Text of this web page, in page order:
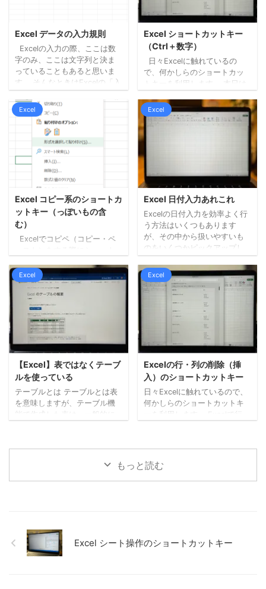
Excel データの入力規則
Excelの入力の際、ここは数
字のみ、ここは文字列と決ま
っていることもあると思いま
す。 そんなときはExcelの「入
Excelの入力規則とは、一定の
セルについてあらかじめ指定
した数値・文字等を入力でき
るようにする機能です。 入力
規則には、いくつかの種類が
ありますが、まずは日本語入
力のオン・オフを試してみて
いただければと思います。
Excelのデータでこの列は英数
字、この列は文字列と決まっ
ているケースも多いと思いま
す。 あらかじめルールを設定
することで、 ...
Excel ショートカットキー
（Ctrl＋数字）
日々Excelに触れているの
で、何かしらのショートカッ
トキーを利用します。 本日は
せるショートカットキーの中
から3つご紹介します。 ちなみ
によく使うのは「1」です。
Ctrl + 1 セルの書式設定
組み合わせるショートカット
キーは、0～9すべてありま
す。 Ctrlと数字1つなので、
普段ショートカットキーは使
っていな ...
Excel
Excel コピー系のショートカ
ットキー（っぽいもの含
む）
Excelでコピペ（コピー・ペ
→「Ctrl+V」はよく使うと思い
ます。 基本はこれですが、シ
ーンによっては別のやり方の
ほうが効率が良いこともあり
ます。 例えば、真上のセルを
コピーする場合 Ctrl + D 真左
のセルをコピーする場合 Ctrl +
R それぞれ、すぐ下・右に1
つだけでなく、まとめてコピ
ーすることもできます。 コピ
してから、Ctrl + R / Ctrl +
...
Excel
Excel 日付入力あれこれ
Excelの日付入力を効率よく行
う方法はいくつもあります
が、その中から扱いやすいも
のをいくつかピックアップし
データとして扱う場合、「6月
25日」と数字と漢字で入力す
ると非効率だと思います。
「6/25」とスラッシュを使っ
て入力されるかたも多いと思
いますが、「6-25」のように
ハイフンでも入力可能です。
キーボードで入力するときハ
イフンのほうが入力しやすい
ので、私はこちらを使うよう
にしています。 ちなみに前年
を入力する場合は、「25-6-
25」と入力します。 また、 ...
Excel
【Excel】表ではなくテーブ
ルを使っている
テーブルとは テーブルとは表
を意味しますが、テーブル機
能で作成した表は、一般的に
が、表をひとかたまりの「デ
下、テーブル機能で作られた
もテーブルにする必要はない
かもしれませんが（私は結構
Excel
Excelの行・列の削除（挿
入）のショートカットキー
日々Excelに触れているので、
何かしらのショートカットキ
ーを利用します。 Excelで行・
し、メニューから「挿入」や
「削除」で操作することが多
いかもしれませんが、ショー
トカットキーを使うと便利で
ら。 マウスでその列や行をク
リックでもいいかもしれませ
もっと読む
Excel シート操作のショートカットキー